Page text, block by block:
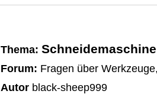
Thema:
Forum: Fragen über
Autorblack-sheep999